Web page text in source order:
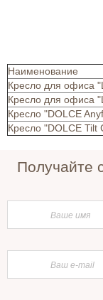
Наименование
Кресло для офиса
Кресло для офиса
Кресло "DOLCE
Кресло "DOLCE Tilt
Получайте